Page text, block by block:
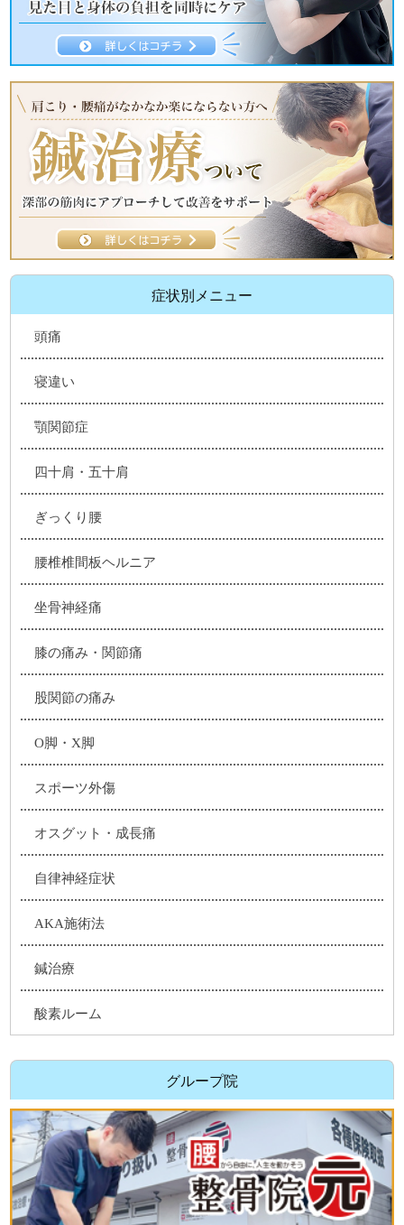
症状別メニュー
頭痛
寝違い
顎関節症
四十肩・五十肩
ぎっくり腰
腰椎椎間板ヘルニア
坐骨神経痛
膝の痛み・関節痛
股関節の痛み
O脚・X脚
スポーツ外傷
オスグット・成長痛
自律神経症状
AKA施術法
鍼治療
酸素ルーム
グループ院